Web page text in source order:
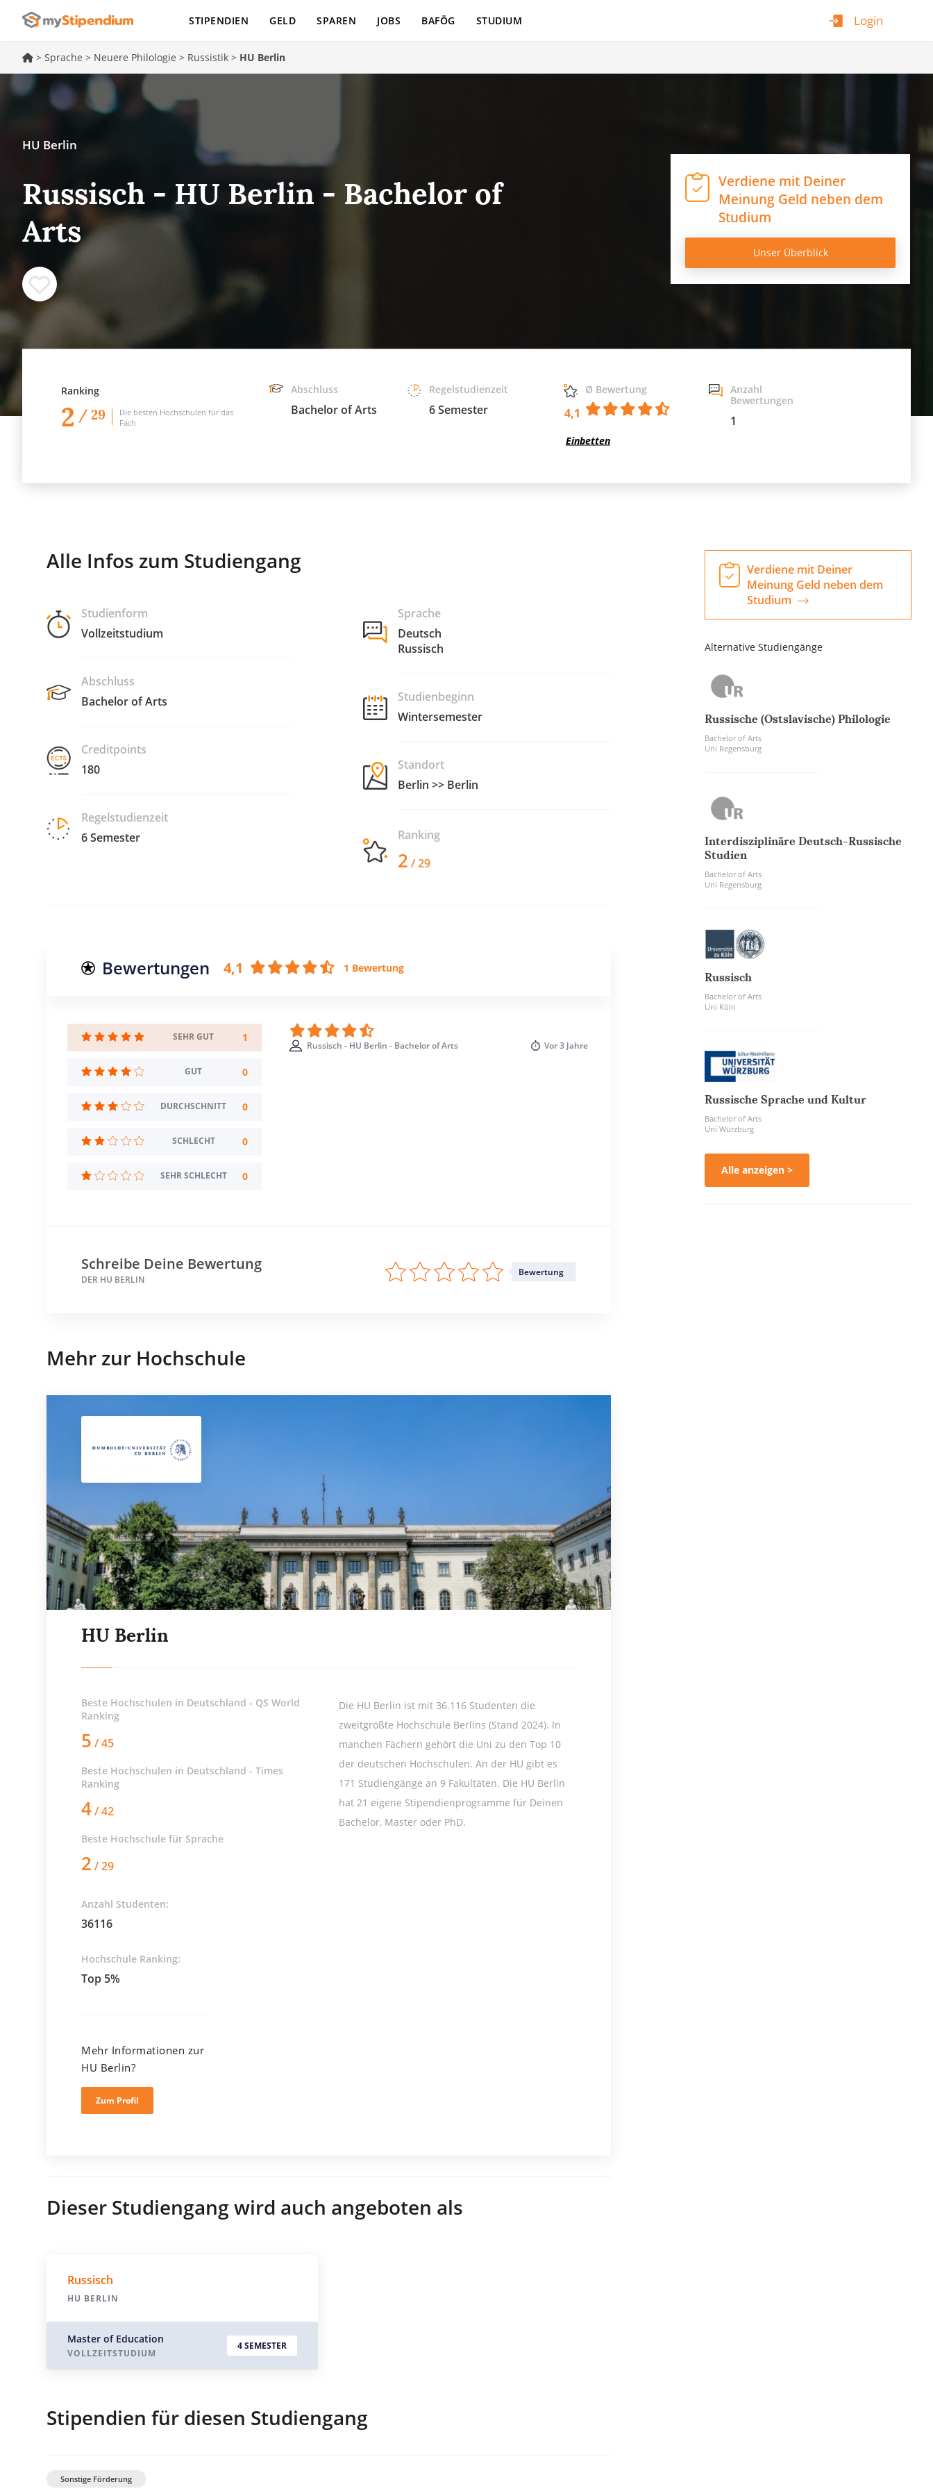
Login
STIPENDIEN GELD SPAREN JOBS BAFÖG STUDIUM
> Sprache > Neuere Philologie > Russistik > HU Berlin
HU Berlin
Russisch - HU Berlin - Bachelor of
Arts
Verdiene mit Deiner
Meinung Geld neben dem
Studium
Unser Überblick
Ranking
2 / 29
Die besten Hochschulen für das
Fach
Abschluss
Bachelor of Arts
Regelstudienzeit
6 Semester
Ø Bewertung
4,1
Einbetten
Anzahl
Bewertungen
1
Alle Infos zum Studiengang
Studienform
Vollzeitstudium
Abschluss
Bachelor of Arts
Creditpoints
180
Regelstudienzeit
6 Semester
Sprache
Deutsch
Russisch
Studienbeginn
Wintersemester
Standort
Berlin >> Berlin
Ranking
2 / 29
Bewertungen 4,1 1 Bewertung
SEHR GUT 1
GUT 0
DURCHSCHNITT 0
SCHLECHT 0
SEHR SCHLECHT 0
Russisch - HU Berlin - Bachelor of Arts Vor3 Jahre
Schreibe Deine Bewertung
DER HU BERLIN
Bewertung
Mehr zur Hochschule
HU Berlin
Beste Hochschulen in Deutschland - QS World
Ranking
5 / 45
Beste Hochschulen in Deutschland - Times
Ranking
4/ 42
Beste Hochschule für Sprache
2 / 29
Anzahl Studenten:
36116
Hochschule Ranking:
Top 5%
Die HU Berlin ist mit 36.116 Studenten die
zweitgrößte Hochschule Berlins (Stand 2024). In
manchen Fächern gehört die Uni zu den Top 10
der deutschen Hochschulen. An der HU gibt es
171 Studiengänge an 9 Fakultäten. Die HU Berlin
hat 21 eigene Stipendienprogramme für Deinen
Bachelor, Master oder PhD.
Mehr Informationen zur
HU Berlin?
Zum Profil
Dieser Studiengang wird auch angeboten als
Russisch
HU BERLIN
Master of Education
VOLLZEITSTUDIUM
4 SEMESTER
Stipendien für diesen Studiengang
Sonstige Förderung
Verdiene mit Deiner
Meinung Geld neben dem
Studium
Alternative Studiengänge
Russische (Ostslavische) Philologie
Bachelor of Arts
Uni Regensburg
Interdisziplinäre Deutsch-Russische
Studien
Bachelor of Arts
Uni Regensburg
Russisch
Bachelor of Arts
Uni Köln
Russische Sprache und Kultur
Bachelor of Arts
Uni Würzburg
Alle anzeigen >